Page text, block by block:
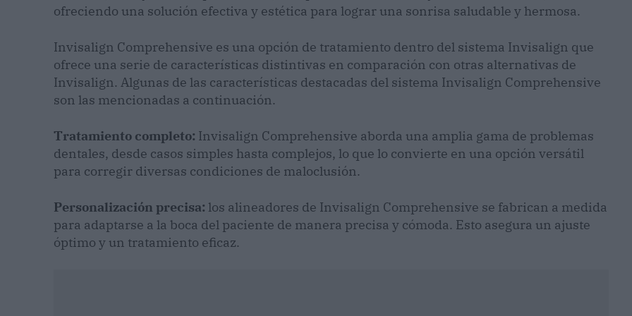
ofreciendo una solución efectiva y estética para lograr una sonrisa saludable y hermosa.
Invisalign Comprehensive es una opción de tratamiento dentro del sistema Invisalign que
ofrece una serie de características distintivas en comparación con otras alternativas de
Invisalign. Algunas de las características destacadas del sistema Invisalign Comprehensive
son las mencionadas a continuación.
Tratamiento completo: Invisalign Comprehensive aborda una amplia gama de problemas
dentales, desde casos simples hasta complejos, lo que lo convierte en una opción versátil
para corregir diversas condiciones de maloclusión.
Personalización precisa: los alineadores de Invisalign Comprehensive se fabrican a medida
para adaptarse a la boca del paciente de manera precisa y cómoda. Esto asegura un ajuste
óptimo y un tratamiento eficaz.